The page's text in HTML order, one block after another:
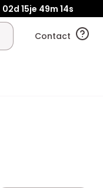
02d 15je 49m 13s
Contact